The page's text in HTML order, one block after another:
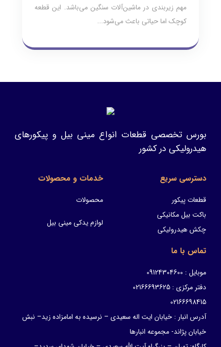
مهم زیربندی در ماشین‌آلات سنگین می‌باشد. این قطعه
کوچک اما حیاتی باعث می‌شود...
بورس تخصصی قطعات انواع مینی بیل و پیکورهای
هیدرولیکی در کشور
دسترسی سریع
قطعات پیکور
باکت بیل مکانیکی
چکش هیدرولیکی
خدمات و محصولات
محصولات
لوازم یدکی مینی بیل
تماس با ما
موبایل : 09124304600
دفتر مرکزی : 02166693625
02166698415
آدرس انبار : خیابان ایت اله سعیدی – نرسیده به امامزاده زید– نبش
خیابان پژاند- مجموعه انبارها